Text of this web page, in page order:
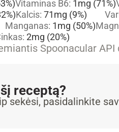
Vitaminas B6: 1mg (71%)
Kalcis: 71mg (9%)
Manganas: 1mg (50%)
2mg (20%)
Spoonacular
receptą?
sekėsi, pasidalinkite